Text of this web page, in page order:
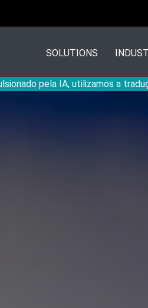
pela IA, utilizamos a
SOLUTIONS